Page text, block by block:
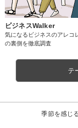
ビジネスWalker
気になるビジネスのアレコ
の裏側を徹底調査
テ
季節を感じ